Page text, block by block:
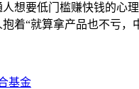
想要低门槛赚快钱的
着“就算拿产品也不亏